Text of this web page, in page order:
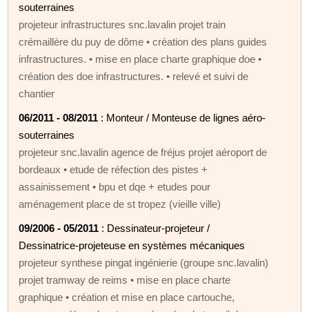
souterraines
projeteur infrastructures snc.lavalin projet train
crémaillère du puy de dôme • création des plans guides
infrastructures. • mise en place charte graphique doe •
création des doe infrastructures. • relevé et suivi de
chantier
06/2011 - 08/2011 : Monteur / Monteuse de lignes aéro-
souterraines
projeteur snc.lavalin agence de fréjus projet aéroport de
bordeaux • etude de réfection des pistes +
assainissement • bpu et dqe + etudes pour
aménagement place de st tropez (vieille ville)
09/2006 - 05/2011 : Dessinateur-projeteur /
Dessinatrice-projeteuse en systèmes mécaniques
projeteur synthese pingat ingénierie (groupe snc.lavalin)
projet tramway de reims • mise en place charte
graphique • création et mise en place cartouche,